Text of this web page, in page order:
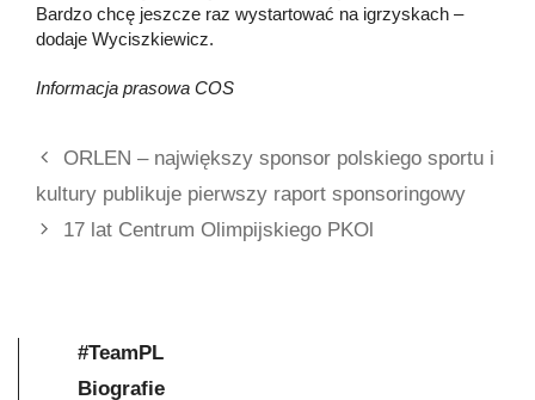
Bardzo chcę jeszcze raz wystartować na igrzyskach –
dodaje Wyciszkiewicz.
Informacja prasowa COS
ORLEN – największy sponsor polskiego sportu i
kultury publikuje pierwszy raport sponsoringowy
17 lat Centrum Olimpijskiego PKOl
#TeamPL
Biografie